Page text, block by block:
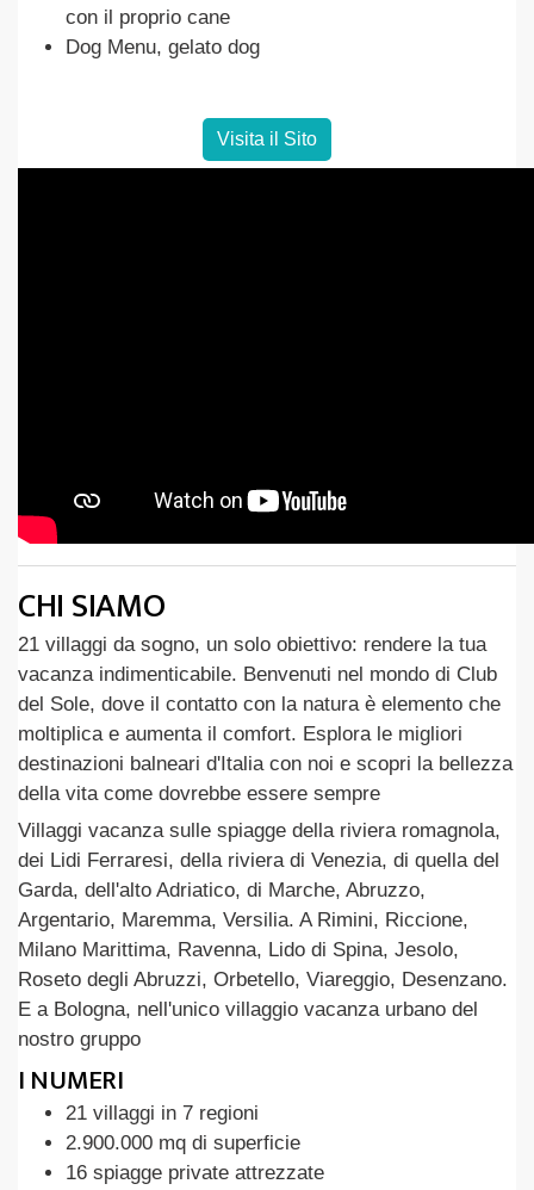
con il proprio cane
Dog Menu, gelato dog
Visita il Sito
CHI SIAMO
21 villaggi da sogno, un solo obiettivo: rendere la tua
vacanza indimenticabile. Benvenuti nel mondo di Club
del Sole, dove il contatto con la natura è elemento che
moltiplica e aumenta il comfort. Esplora le migliori
destinazioni balneari d'Italia con noi e scopri la bellezza
della vita come dovrebbe essere sempre
Villaggi vacanza sulle spiagge della riviera romagnola,
dei Lidi Ferraresi, della riviera di Venezia, di quella del
Garda, dell'alto Adriatico, di Marche, Abruzzo,
Argentario, Maremma, Versilia. A Rimini, Riccione,
Milano Marittima, Ravenna, Lido di Spina, Jesolo,
Roseto degli Abruzzi, Orbetello, Viareggio, Desenzano.
E a Bologna, nell'unico villaggio vacanza urbano del
nostro gruppo
I NUMERI
21 villaggi in 7 regioni
2.900.000 mq di superficie
16 spiagge private attrezzate